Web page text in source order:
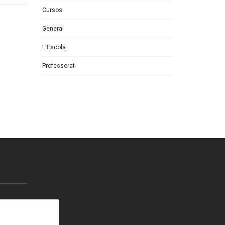
Cursos
General
L'Escola
Professorat